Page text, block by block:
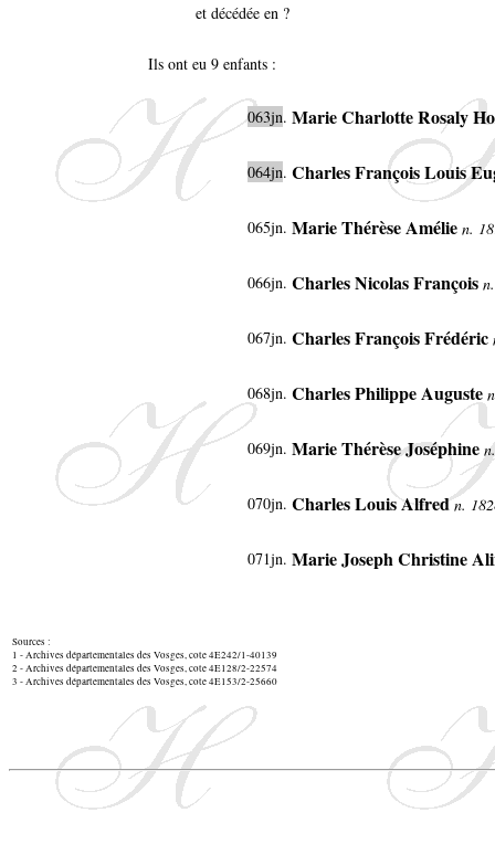
et décédée en ?
Ils ont eu 9 enfants :
063jn. Marie Charlotte Rosaly
064jn. Charles François Louis
065jn. Marie Thérèse Amélie n.
066jn. Charles Nicolas François
067jn. Charles François Frédéric
068jn. Charles Philippe Auguste
069jn. Marie Thérèse Joséphine
070jn. Charles Louis Alfredn.
071jn. Marie Joseph Christine
Sources :
1 - Archives départementales des Vosges, cote 4E242/1-40139
2 - Archives départementales des Vosges, cote 4E128/2-22574
3 - Archives départementales des Vosges, cote 4E153/2-25660